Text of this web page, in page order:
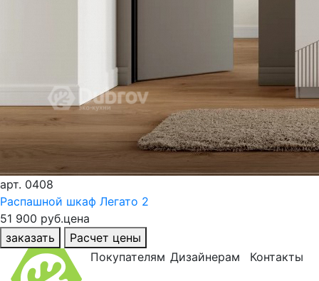
арт. 0408
Распашной шкаф Легато 2
51 900 руб.цена
заказать
Расчет цены
Покупателям Дизайнерам Контакты